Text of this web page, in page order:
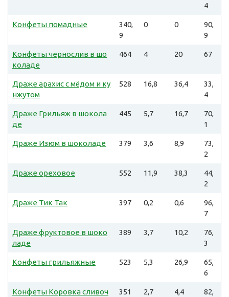
4
Конфеты помадные
340,
9
0 0
90,
9
Конфеты чернослив в шо
коладе
464 4 20 67
Драже арахис с мёдом и ку
нжутом
528 16,8 36,4
33,
4
Драже Грильяж в шокола
де
445 5,7 16,7
70,
1
Драже Изюм в шоколаде 379 3,6 8,9
73,
2
Драже ореховое 552 11,9 38,3
44,
2
Драже Тик Так 397 0,2 0,6
96,
7
Драже фруктовое в шоко
ладе
389 3,7 10,2
76,
3
Конфеты грильяжные 523 5,3 26,9
65,
6
Конфеты Коровка сливоч
351 2,7 4,4
82,